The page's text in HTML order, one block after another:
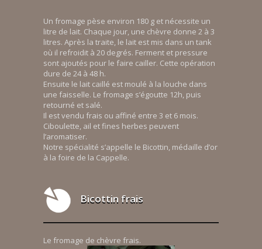
Un fromage pèse environ 180 g et nécessite un
litre de lait. Chaque jour, une chèvre donne 2 à 3
litres. Après la traite, le lait est mis dans un tank
où il refroidit à 20 degrés. Ferment et pressure
sont ajoutés pour le faire cailler. Cette opération
dure de 24 à 48 h.
Ensuite le lait caillé est moulé à la louche dans
une faisselle. Le fromage s’égoutte 12h, puis
retourné et salé.
Il est vendu frais ou affiné entre 3 et 6 mois.
Ciboulette, ail et fines herbes peuvent
l’aromatiser.
Notre spécialité s’appelle le Bicottin, médaille d’or
à la foire de la Cappelle.
Bicottin frais
Le fromage de chèvre frais.